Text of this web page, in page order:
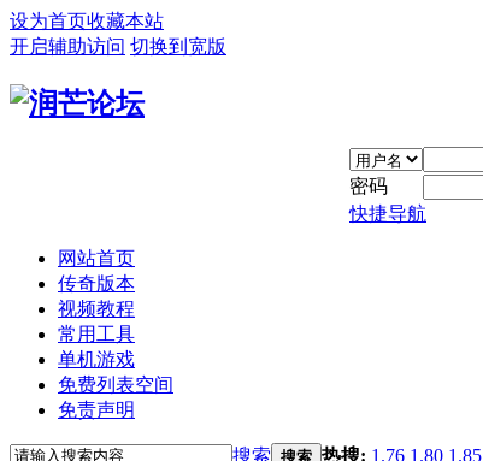
设为首页收藏本站
开启辅助访问 切换到宽版
密码
快捷导航
网站首页
传奇版本
视频教程
常用工具
单机游戏
免费列表空间
免责声明
搜索 搜索 热搜: 1.76 1.80 1.85